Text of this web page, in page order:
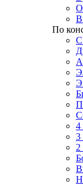
В
По
С
4
3
2